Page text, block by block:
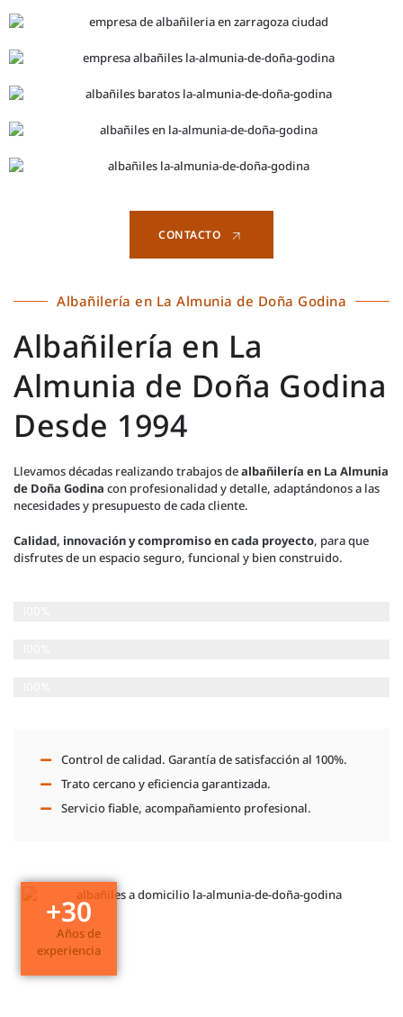
CONTACTO
Albañilería en La Almunia de Doña Godina
Albañilería en La
Almunia de Doña Godina
Desde 1994
Llevamos décadas realizando trabajos dealbañilería en La Almunia
de Doña Godina con profesionalidad y detalle, adaptándonos a las
necesidades y presupuesto de cada cliente.
Calidad, innovación y compromiso en cada proyecto, para que
disfrutes de un espacio seguro, funcional y bien construido.
Control de calidad. Garantía de satisfacción al 100%.
Trato cercano y eficiencia garantizada.
Servicio fiable, acompañamiento profesional.
+30
Años de
experiencia